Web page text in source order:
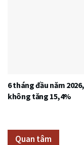
6 tháng đầu năm
không tăng 15,4%
Quan tâm